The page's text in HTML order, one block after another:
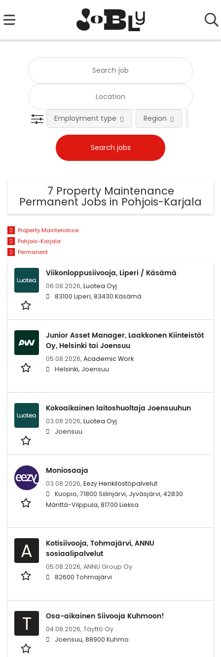
Employment type Region
7 Property Maintenance
Permanent Jobs in Pohjois-Karjala
Property Maintenance
Pohjois-Karjala
Permanent
Viikonloppusiivooja, Liperi / Käsämä
06.08.2026, Luotea Oyj
83100 Liperi, 83430 Käsämä
Junior Asset Manager, Laakkonen Kiinteistöt
Oy, Helsinki tai Joensuu
05.08.2026, Academic Work
Helsinki, Joensuu
Kokoaikainen laitoshuoltaja Joensuuhun
03.08.2026, Luotea Oyj
Joensuu
Moniosaaja
03.08.2026, Eezy Henkilöstöpalvelut
Kuopio, 71800 Siilinjärvi, Jyväsjärvi, 42830
Mänttä-Vilppula, 81700 Lieksa
A
Kotisiivooja, Tohmajärvi, ANNU
sosiaalipalvelut
05.08.2026, ANNU Group Oy
82600 Tohmajärvi
T Osa-aikainen Siivooja Kuhmoon!
04.08.2026, Täyttö Oy
Joensuu, 88900 Kuhmo